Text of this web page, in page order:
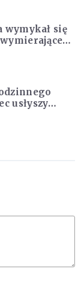
wymykał się
usłyszy